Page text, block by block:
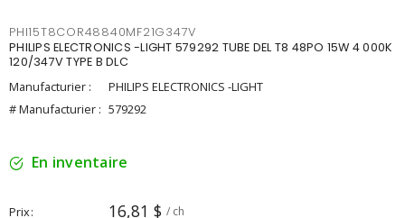
PHI15T8COR48840MF21G347V
PHILIPS ELECTRONICS -LIGHT 579292 TUBE DEL T8 48PO 15W 4 000K
120/347V TYPE B DLC
Manufacturier :
PHILIPS ELECTRONICS -LIGHT
# Manufacturier : 579292
En inventaire
Prix 16,81 $ / ch